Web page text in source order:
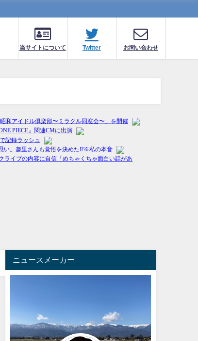
当サイトについて Twitter お問い合わせ
ニュースメーカー